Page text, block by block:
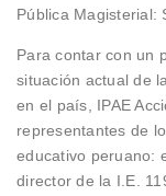
Pública Magisterial:
Para contar con un
situación actual de
en el país, IPAE
representantes de
educativo peruano:
director de la I.E.